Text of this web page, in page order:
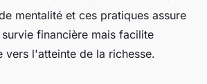
mentalité et ces pratiques assure
financière mais facilite
vers l'atteinte de la richesse.